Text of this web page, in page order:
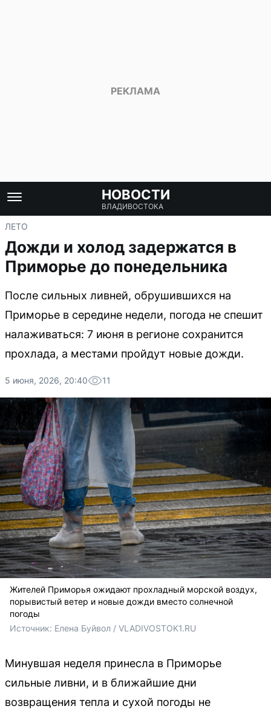
НОВОСТИ
ВЛАДИВОСТОКА
ЛЕТО
Дожди и холод задержатся в
Приморье до понедельника
После сильных ливней, обрушившихся на
Приморье в середине недели, погода не спешит
налаживаться: 7 июня в регионе сохранится
прохлада, а местами пройдут новые дожди.
5 июня, 2026, 20:40 11
Жителей Приморья ожидают прохладный морской воздух,
порывистый ветер и новые дожди вместо солнечной
погоды
Источник: Елена Буйвол / VLADIVOSTOK1.RU
Минувшая неделя принесла в Приморье
сильные ливни, и в ближайшие дни
возвращения тепла и сухой погоды не